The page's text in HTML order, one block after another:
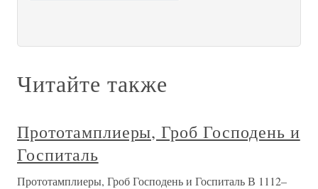
Читайте также
Прототамплиеры, Гроб Господень и
Госпиталь
Прототамплиеры, Гроб Господень и Госпиталь В 1112–